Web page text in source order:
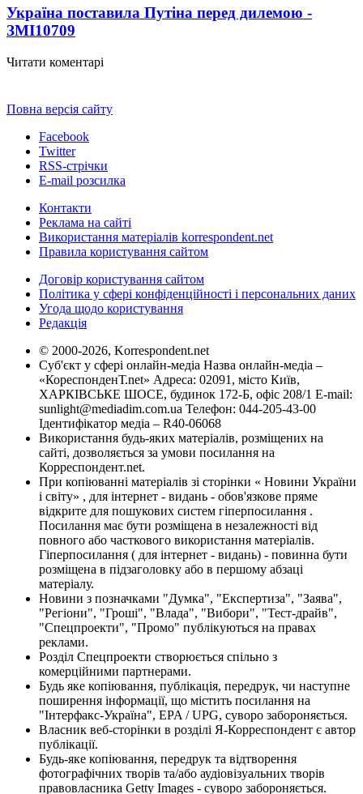
Україна поставила Путіна перед дилемою -
ЗМІ10709
Читати коментарі
Повна версія сайту
Facebook
Twitter
RSS-стрічки
E-mail розсилка
Контакти
Реклама на сайті
Використання матеріалів korrespondent.net
Правила користування сайтом
Договір користування сайтом
Політика у сфері конфіденційності і персональних даних
Угода щодо користування
Редакція
© 2000-2026, Korrespondent.net
Суб'єкт у сфері онлайн-медіа Назва онлайн-медіа –
«КореспонденТ.net» Адреса: 02091, місто Київ,
ХАРКІВСЬКЕ ШОСЕ, будинок 172-Б, офіс 208/1 E-mail:
sunlight@mediadim.com.ua Телефон: 044-205-43-00
Ідентифікатор медіа – R40-06068
Використання будь-яких матеріалів, розміщених на
сайті, дозволяється за умови посилання на
Корреспондент.net.
При копіюванні матеріалів зі сторінки « Новини України
і світу» , для інтернет - видань - обов'язкове пряме
відкрите для пошукових систем гіперпосилання .
Посилання має бути розміщена в незалежності від
повного або часткового використання матеріалів.
Гіперпосилання ( для інтернет - видань) - повинна бути
розміщена в підзаголовку або в першому абзаці
матеріалу.
Новини з позначками "Думка", "Експертиза", "Заява",
"Регіони", "Гроші", "Влада", "Вибори", "Тест-драйв",
"Спецпроекти", "Промо" публікуються на правах
реклами.
Розділ Спецпроекти створюється спільно з
комерційними партнерами.
Будь яке копіювання, публікація, передрук, чи наступне
поширення інформації, що містить посилання на
"Інтерфакс-Україна", EPA / UPG, суворо забороняється.
Власник веб-сторінки в розділі Я-Корреспондент є автор
публікації.
Будь-яке копіювання, передрук та відтворення
фотографічних творів та/або аудіовізуальних творів
правовласника Getty Images - суворо забороняється.